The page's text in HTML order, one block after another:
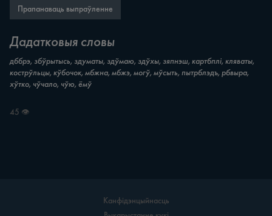
Прапанаваць выпраўленне
Дадатковыя словы
дббрэ, збўрытысь, здуматы, здўмаю, здўхы, зяпнэш, картбплі, кляваты,
кострўльцы, кўбочок, мбжна, мбжэ, могў, мўсыть, пытрблэдъ, рбвыра,
хўтко, чўчало, чўю, ёмў
45 👁
Канфідэнцыйнасць